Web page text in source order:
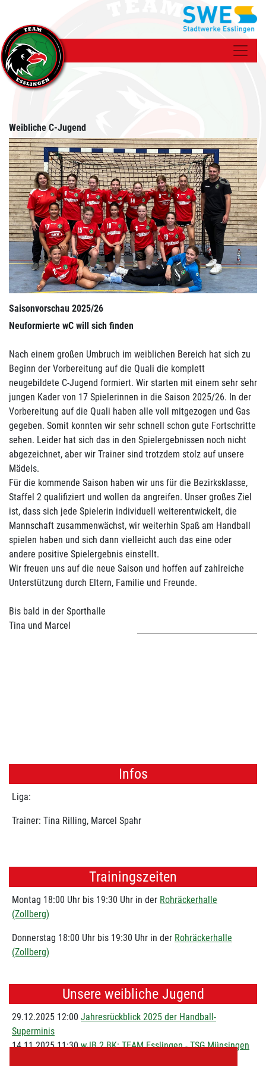
Weibliche C-Jugend
Saisonvorschau 2025/26
Neuformierte wC will sich finden
Nach einem großen Umbruch im weiblichen Bereich hat sich zu
Beginn der Vorbereitung auf die Quali die komplett
neugebildete C-Jugend formiert. Wir starten mit einem sehr sehr
jungen Kader von 17 Spielerinnen in die Saison 2025/26. In der
Vorbereitung auf die Quali haben alle voll mitgezogen und Gas
gegeben. Somit konnten wir sehr schnell schon gute Fortschritte
sehen. Leider hat sich das in den Spielergebnissen noch nicht
abgezeichnet, aber wir Trainer sind trotzdem stolz auf unsere
Mädels.
Für die kommende Saison haben wir uns für die Bezirksklasse,
Staffel 2 qualifiziert und wollen da angreifen. Unser großes Ziel
ist, dass sich jede Spielerin individuell weiterentwickelt, die
Mannschaft zusammenwächst, wir weiterhin Spaß am Handball
spielen haben und sich dann vielleicht auch das eine oder
andere positive Spielergebnis einstellt.
Wir freuen uns auf die neue Saison und hoffen auf zahlreiche
Unterstützung durch Eltern, Familie und Freunde.
Bis bald in der Sporthalle
Tina und Marcel
Infos
Liga:
Trainer: Tina Rilling, Marcel Spahr
Trainingszeiten
Montag 18:00 Uhr bis 19:30 Uhr in der Rohräckerhalle
(Zollberg)
Donnerstag 18:00 Uhr bis 19:30 Uhr in der Rohräckerhalle
(Zollberg)
Unsere weibliche Jugend
29.12.2025 12:00 Jahresrückblick 2025 der Handball-
Superminis
14.11.2025 11:30 wJB 2.BK: TEAM Esslingen - TSG Münsingen